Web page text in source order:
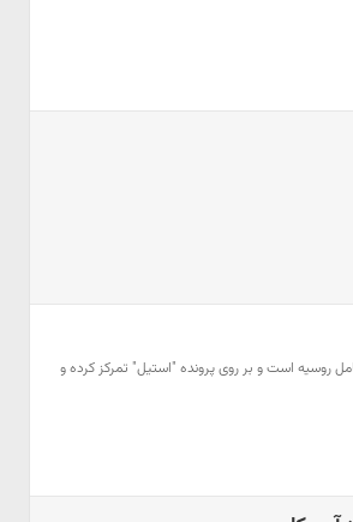
روسیه است و بر روی پرونده "استیل" تمرکز کرده و